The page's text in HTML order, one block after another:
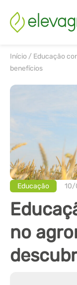
Início / Educação
benefícios
Educação 10/
no